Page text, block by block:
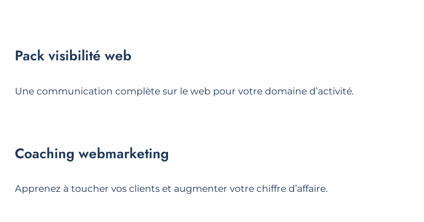
Pack visibilité web
Une communication complète sur le web pour votre domaine d’activité.
Coaching webmarketing
Apprenez à toucher vos clients et augmenter votre chiffre d’affaire.